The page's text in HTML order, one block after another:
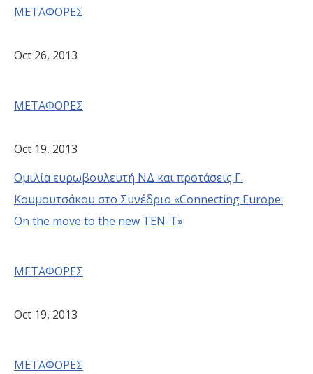
ΜΕΤΑΦΟΡΕΣ
Oct 26, 2013
ΜΕΤΑΦΟΡΕΣ
Oct 19, 2013
Ομιλία ευρωβουλευτή ΝΔ και προτάσεις Γ.
Κουμουτσάκου στο Συνέδριο «Connecting Europe:
On the move to the new TEN-T»
ΜΕΤΑΦΟΡΕΣ
Oct 19, 2013
ΜΕΤΑΦΟΡΕΣ